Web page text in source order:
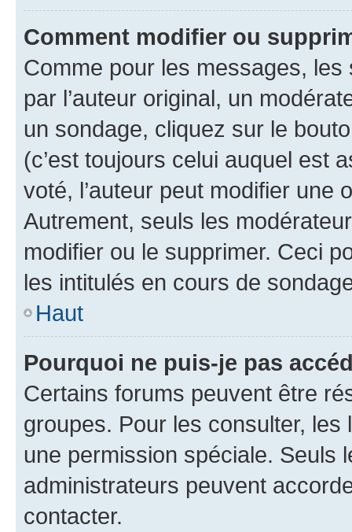
Comment modifier ou
Comme pour les messages,
par l’auteur original, un
un sondage, cliquez sur le
(c’est toujours celui auquel est
voté, l’auteur peut modifier une
Autrement, seuls les
modifier ou le supprimer. Ceci
les intitulés en cours de
Haut
Pourquoi ne puis-je pas
Certains forums peuvent être
groupes. Pour les consulter,
une permission spéciale. Seuls
administrateurs peuvent
contacter.